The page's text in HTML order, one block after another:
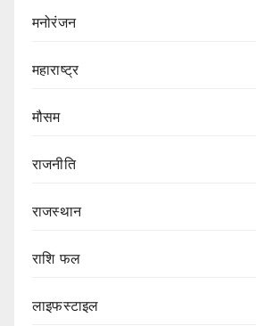
मनोरंजन
महाराष्ट्र
मौसम
राजनीति
राजस्थान
राशि फल
लाइफस्टाइल